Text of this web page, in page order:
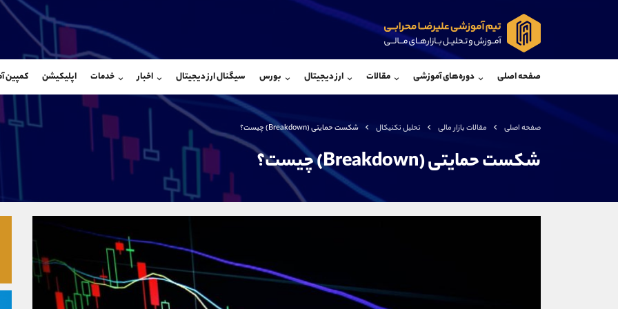
صفحه اصلی دوره‌های آموزشی مقالات ارز دیجیتال بورس سیگنال ارز دیجیتال اخبار خدمات اپلیکیشن کمپین
صفحه اصلی مقالات بازار مالی تحلیل تکنیکال شکست حمایتی (Breakdown) چیست؟
شکست حمایتی (Breakdown) چیست؟
@Armteam_admin_103
شروع گفتگو
@Armteam_admin_104
داخلی
تلفن